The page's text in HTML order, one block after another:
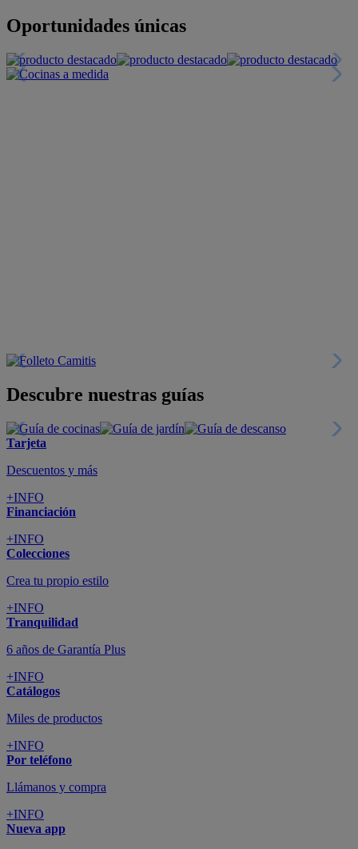
Oportunidades únicas
Descubre nuestras guías
Tarjeta
Descuentos y más
+INFO
Financiación
+INFO
Colecciones
Crea tu propio estilo
+INFO
Tranquilidad
6 años de Garantía Plus
+INFO
Catálogos
Miles de productos
+INFO
Por teléfono
Llámanos y compra
+INFO
Nueva app